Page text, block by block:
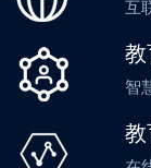
互
教
智
教